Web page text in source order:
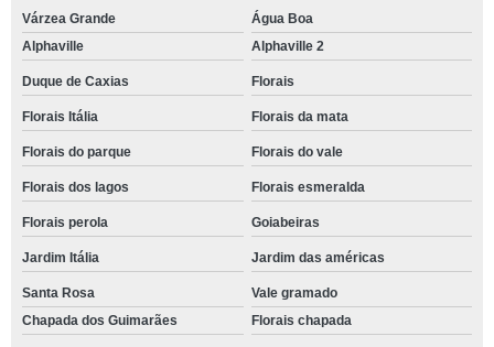
Várzea Grande
Água Boa
Alphaville
Alphaville 2
Duque de Caxias Florais
Florais Itália Florais da mata
Florais do parque Florais do vale
Florais dos lagos Florais esmeralda
Florais perola Goiabeiras
Jardim Itália Jardim das américas
Santa Rosa
Vale gramado
Chapada dos Guimarães
Florais chapada